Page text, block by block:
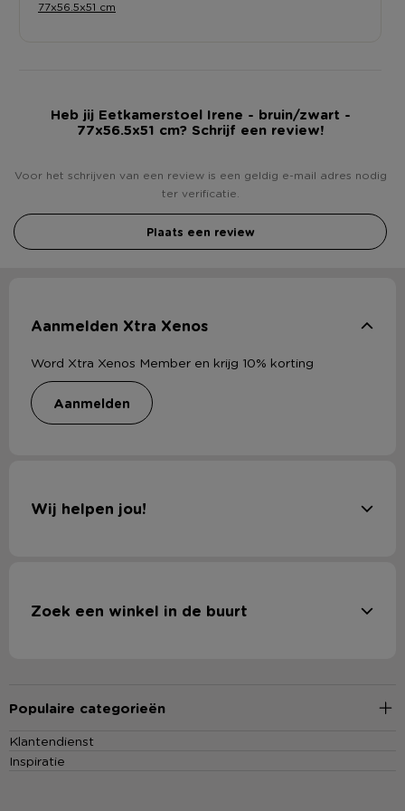
77x56.5x51 cm
Heb jij Eetkamerstoel Irene - bruin/zwart -
77x56.5x51 cm? Schrijf een review!
Voor het schrijven van een review is een geldig e-mail adres nodig
ter verificatie.
Plaats een review
Aanmelden Xtra Xenos
Word Xtra Xenos Member en krijg 10% korting
aanmelden
Wij helpen jou!
Zoek een winkel in de buurt
Populaire categorieën
Klantendienst
Inspiratie